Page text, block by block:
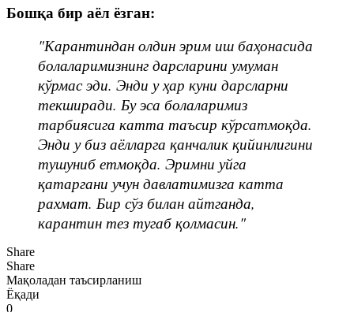
Бошқа бир аёл ёзган:
"Карантиндан олдин эрим иш баҳонасида
болаларимизнинг дарсларини умуман
кўрмас эди. Энди у ҳар куни дарсларни
текширади. Бу эса болаларимиз
тарбиясига катта таъсир кўрсатмоқда.
Энди у биз аёлларга қанчалик қийинлигини
тушуниб етмоқда. Эримни уйга
қатаргани учун давлатимизга катта
рахмат. Бир сўз билан айтганда,
карантин тез тугаб қолмасин."
Share
Share
Мақоладан таъсирланиш
Ёқади
0